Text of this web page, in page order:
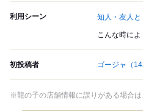
利用シーン 知人・友人と
こんな時によ
初投稿者 ゴージャ （
※龍の子の店舗情報に誤りがある場合は